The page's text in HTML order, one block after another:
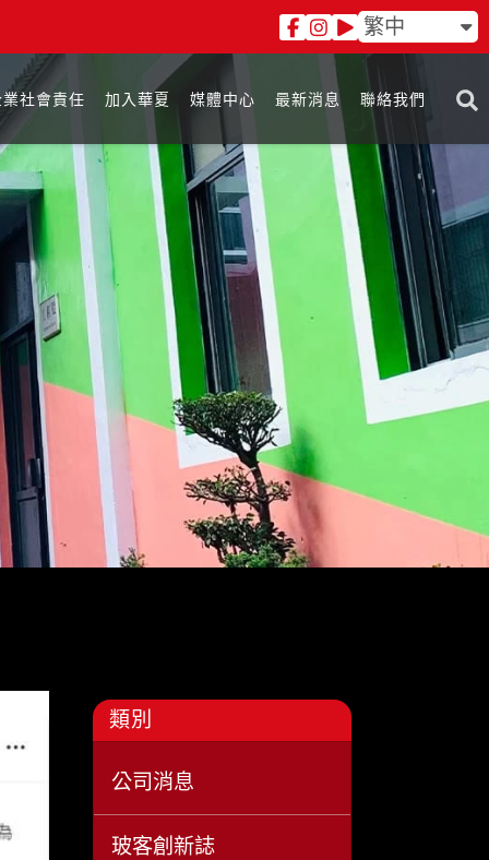
繁中
業社會責任 加入華夏 媒體中心 最新消息 聯絡我們
類別
公司消息
玻客創新誌